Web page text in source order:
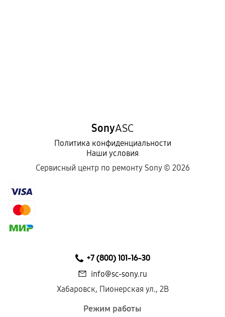
SonyASC
Политика конфиденциальности
Наши условия
Сервисный центр по ремонту Sony © 2026
+7 (800) 101-16-30
info@sc-sony.ru
Хабаровск, Пионерская ул., 2В
Режим работы